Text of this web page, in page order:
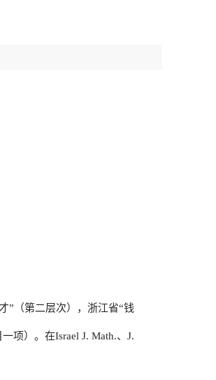
”（第二层次），浙江省“钱
项）。在Israel J. Math.、J.